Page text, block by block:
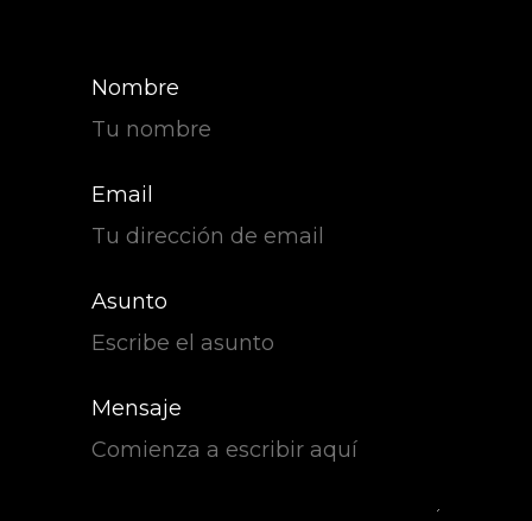
Nombre
Email
Asunto
Mensaje